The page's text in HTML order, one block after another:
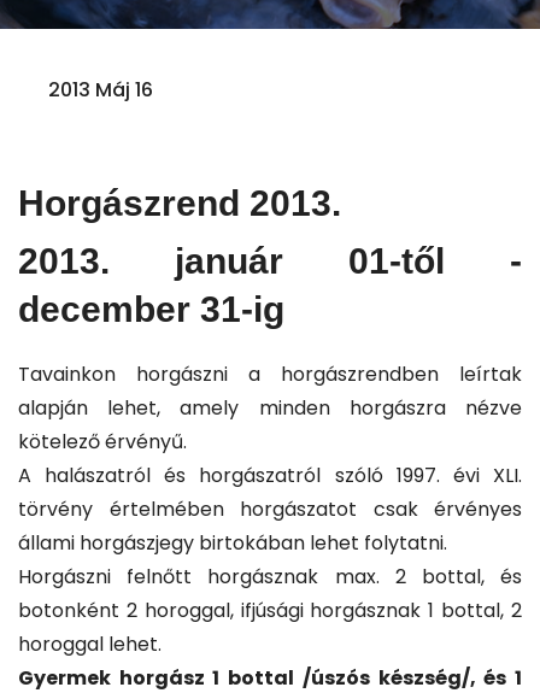
2013 Máj 16
Horgászrend 2013.
2013. január 01-től -
december 31-ig
Tavainkon horgászni a horgászrendben leírtak
alapján lehet, amely minden horgászra nézve
kötelező érvényű.
A halászatról és horgászatról szóló 1997. évi XLI.
törvény értelmében horgászatot csak érvényes
állami horgászjegy birtokában lehet folytatni.
Horgászni felnőtt horgásznak max. 2 bottal, és
botonként 2 horoggal, ifjúsági horgásznak 1 bottal, 2
horoggal lehet.
Gyermek horgász 1 bottal /úszós készség/, és 1